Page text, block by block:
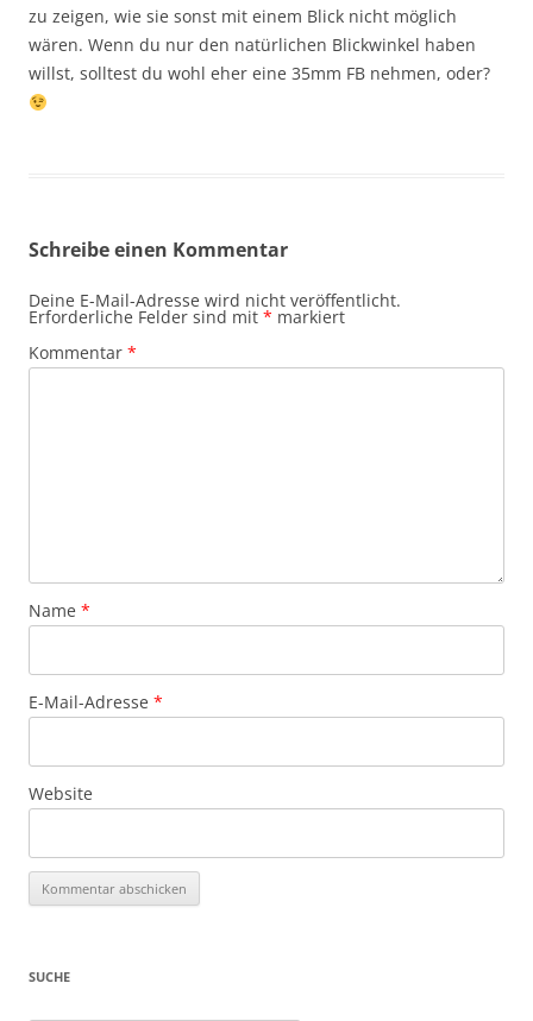
zu zeigen, wie sie sonst mit einem Blick nicht möglich
wären. Wenn du nur den natürlichen Blickwinkel haben
willst, solltest du wohl eher eine 35mm FB nehmen, oder?
Schreibe einen Kommentar
Deine E-Mail-Adresse wird nicht veröffentlicht.
Erforderliche Felder sind mit * markiert
Kommentar *
Name *
E-Mail-Adresse *
Website
SUCHE